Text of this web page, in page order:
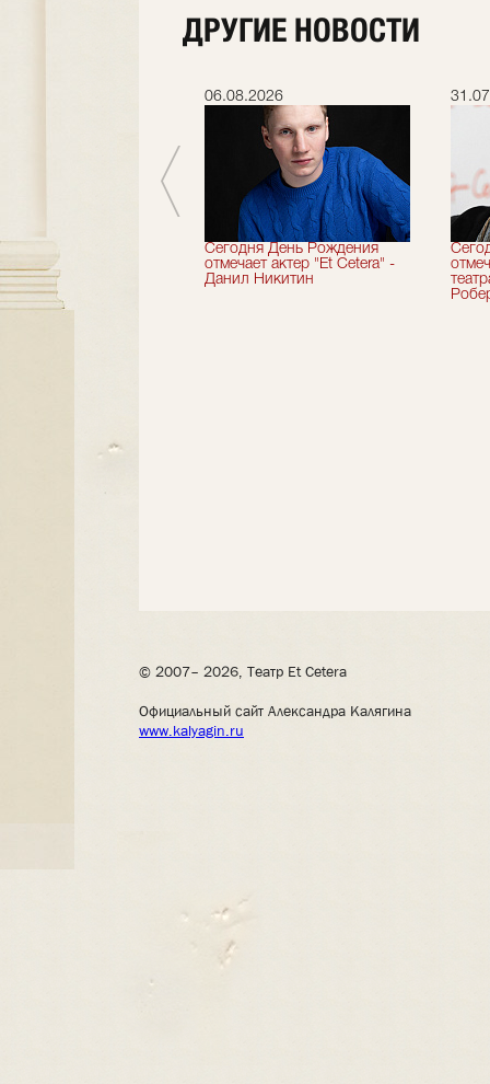
ДРУГИЕ НОВОСТИ
сезон!
06.08.2026
Сегодня День Рождения
отмечает актер "Et Cetera" -
Данил Никитин
© 2007– 2026, Театр Et Cetera
Официальный сайт Александра Калягина
www.kalyagin.ru